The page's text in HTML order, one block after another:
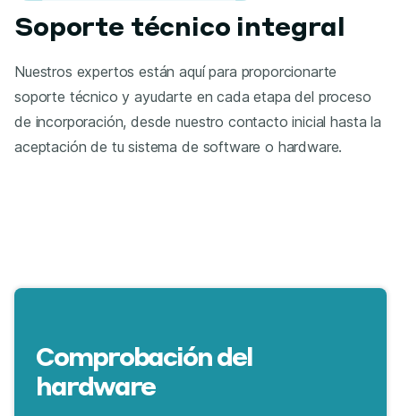
Soporte técnico integral
Nuestros expertos están aquí para proporcionarte
soporte técnico y ayudarte en cada etapa del proceso
de incorporación, desde nuestro contacto inicial hasta la
aceptación de tu sistema de software o hardware.
Comprobación del
hardware